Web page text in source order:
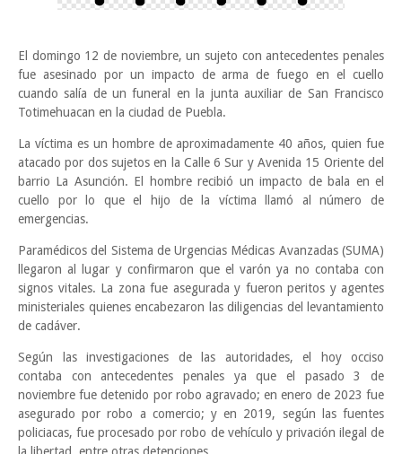
El domingo 12 de noviembre, un sujeto con antecedentes penales
fue asesinado por un impacto de arma de fuego en el cuello
cuando salía de un funeral en la junta auxiliar de San Francisco
Totimehuacan en la ciudad de Puebla.
La víctima es un hombre de aproximadamente 40 años, quien fue
atacado por dos sujetos en la Calle 6 Sur y Avenida 15 Oriente del
barrio La Asunción. El hombre recibió un impacto de bala en el
cuello por lo que el hijo de la víctima llamó al número de
emergencias.
Paramédicos del Sistema de Urgencias Médicas Avanzadas (SUMA)
llegaron al lugar y confirmaron que el varón ya no contaba con
signos vitales. La zona fue asegurada y fueron peritos y agentes
ministeriales quienes encabezaron las diligencias del levantamiento
de cadáver.
Según las investigaciones de las autoridades, el hoy occiso
contaba con antecedentes penales ya que el pasado 3 de
noviembre fue detenido por robo agravado; en enero de 2023 fue
asegurado por robo a comercio; y en 2019, según las fuentes
policiacas, fue procesado por robo de vehículo y privación ilegal de
la libertad, entre otras detenciones.